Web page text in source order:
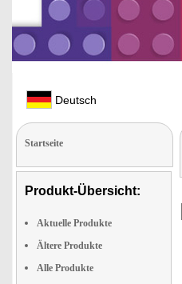
Deutsch
Startseite
Produkt-Übersicht:
Aktuelle Produkte
Ältere Produkte
Alle Produkte